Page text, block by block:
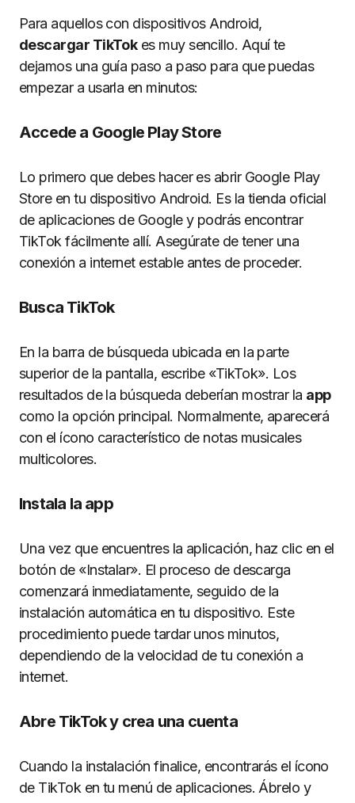
Para aquellos con dispositivos Android,
descargar TikTokes muy sencillo. Aquí te
dejamos una guía paso a paso para que puedas
empezar a usarla en minutos:
Accede a Google Play Store
Lo primero que debes hacer es abrir Google Play
Store en tu dispositivo Android. Es la tienda oficial
de aplicaciones de Google y podrás encontrar
TikTok fácilmente allí. Asegúrate de tener una
conexión a internet estable antes de proceder.
Busca TikTok
En la barra de búsqueda ubicada en la parte
superior de la pantalla, escribe «TikTok». Los
resultados de la búsqueda deberían mostrar la app
como la opción principal. Normalmente, aparecerá
con el ícono característico de notas musicales
multicolores.
Instala la app
Una vez que encuentres la aplicación, haz clic en el
botón de «Instalar». El proceso de descarga
comenzará inmediatamente, seguido de la
instalación automática en tu dispositivo. Este
procedimiento puede tardar unos minutos,
dependiendo de la velocidad de tu conexión a
internet.
Abre TikTok y crea una cuenta
Cuando la instalación finalice, encontrarás el ícono
de TikTok en tu menú de aplicaciones. Ábrelo y